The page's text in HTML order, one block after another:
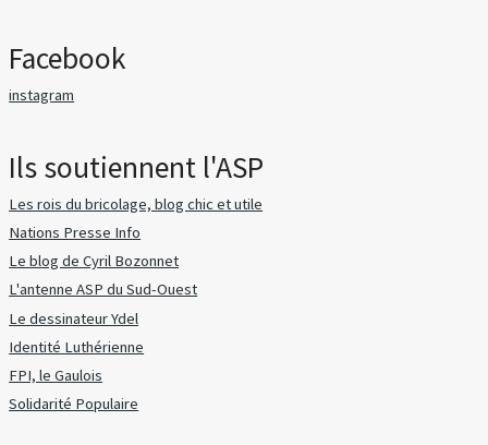
Facebook
instagram
Ils soutiennent l'ASP
Les rois du bricolage, blog chic et utile
Nations Presse Info
Le blog de Cyril Bozonnet
L'antenne ASP du Sud-Ouest
Le dessinateur Ydel
Identité Luthérienne
FPI, le Gaulois
Solidarité Populaire